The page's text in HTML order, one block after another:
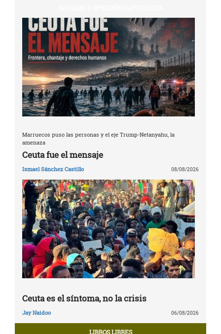
Marruecos puso las personas y el eje Trump-Netanyahu, la
amenaza
Ceuta fue el mensaje
Ismael Sánchez Castillo 08/08/2026
Ceuta es el síntoma, no la crisis
Jay Naidoo 06/08/2026
LIBROS LIBRES